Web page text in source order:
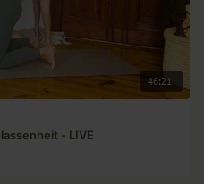
46:21
- LIVE